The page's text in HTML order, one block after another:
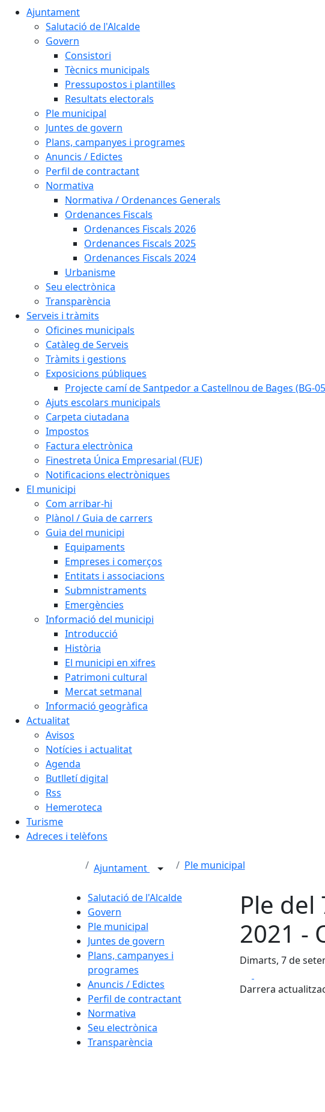
Ajuntament
Salutació de l'Alcalde
Govern
Consistori
Tècnics municipals
Pressupostos i plantilles
Resultats electorals
Ple municipal
Juntes de govern
Plans, campanyes i programes
Anuncis / Edictes
Perfil de contractant
Normativa
Normativa / Ordenances Generals
Ordenances Fiscals
Ordenances Fiscals 2026
Ordenances Fiscals 2025
Ordenances Fiscals 2024
Urbanisme
Seu electrònica
Transparència
Serveis i tràmits
Oficines municipals
Catàleg de Serveis
Tràmits i gestions
Exposicions públiques
Projecte camí de Santpedor a Castellnou de Bages (BG-
Ajuts escolars municipals
Carpeta ciutadana
Impostos
Factura electrònica
Finestreta Única Empresarial (FUE)
Notificacions electròniques
El municipi
Com arribar-hi
Plànol / Guia de carrers
Guia del municipi
Equipaments
Empreses i comerços
Entitats i associacions
Submnistraments
Emergències
Informació del municipi
Introducció
Història
El municipi en xifres
Patrimoni cultural
Mercat setmanal
Informació geogràfica
Actualitat
Avisos
Notícies i actualitat
Agenda
Butlletí digital
Rss
Hemeroteca
Turisme
Adreces i telèfons
Ajuntament Ple municipal
Salutació de l'Alcalde
Govern
Ple municipal
Juntes de govern
Plans, campanyes i
programes
Anuncis / Edictes
Perfil de contractant
Normativa
Seu electrònica
Transparència
Ple
2021 -
Dimarts, 7 de
Darrera